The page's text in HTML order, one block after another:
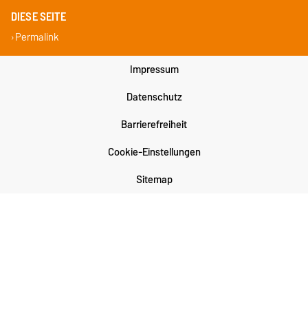
DIESE SEITE
Permalink
Impressum
Datenschutz
Barrierefreiheit
Cookie-Einstellungen
Sitemap